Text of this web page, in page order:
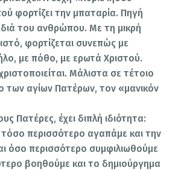
φορτίζει την μπαταρία. Πηγή
του ανθρώπου. Με τη μικρή
φορτίζεται συνεπώς με
με πόθο, με ερωτά Χριστού.
Μάλιστα σε τέτοιο
αγίων Πατέρων, τον «μανικόν
Πατέρες, έχει διπλή ιδιότητα:
περισσότερο αγαπάμε και την
όσο περισσότερο συμφιλιωθούμε
βοηθούμε και το δημιούργημα